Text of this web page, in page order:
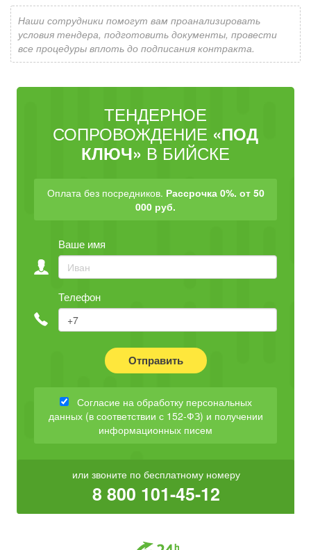
Наши сотрудники помогут вам проанализировать
условия тендера, подготовить документы, провести
все процедуры вплоть до подписания контракта.
ТЕНДЕРНОЕ
СОПРОВОЖДЕНИЕ «ПОД
КЛЮЧ» В БИЙСКЕ
Оплата без посредников. Рассрочка 0%. от 50
000 руб.
Ваше имя
Телефон
Отправить
Согласие на обработку персональных
данных (в соответствии с 152-ФЗ) и получении
информационных писем
или звоните по бесплатному номеру
8 800 101-45-12